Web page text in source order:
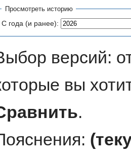
Просмотреть историю
С года (и ранее):
версий:
вы
.